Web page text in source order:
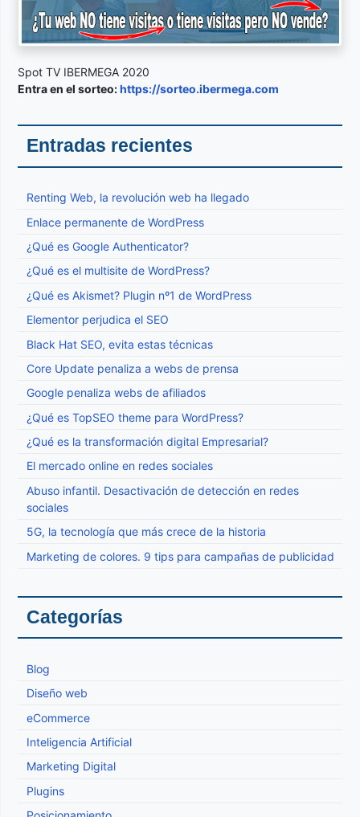
Spot TV IBERMEGA 2020
Entra en el sorteo:https://sorteo.ibermega.com
Entradas recientes
Renting Web, la revolución web ha llegado
Enlace permanente de WordPress
¿Qué es Google Authenticator?
¿Qué es el multisite de WordPress?
¿Qué es Akismet? Plugin nº1 de WordPress
Elementor perjudica el SEO
Black Hat SEO, evita estas técnicas
Core Update penaliza a webs de prensa
Google penaliza webs de afiliados
¿Qué es TopSEO theme para WordPress?
¿Qué es la transformación digital Empresarial?
El mercado online en redes sociales
Abuso infantil. Desactivación de detección en redes
sociales
5G, la tecnología que más crece de la historia
Marketing de colores. 9 tips para campañas de publicidad
Categorías
Blog
Diseño web
eCommerce
Inteligencia Artificial
Marketing Digital
Plugins